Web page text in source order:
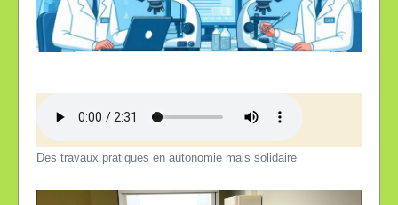
Des travaux pratiques en autonomie mais solidaire